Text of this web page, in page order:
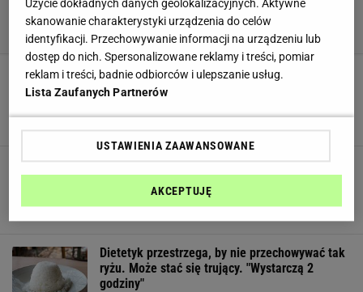
Suszone grzyby będą nie do ruszenia.
Wystarczy, że włożysz do słoika kilka listków
GRZYBY NEWS PORADY KULINARNE
Jak mrozić fasolkę szparagową? Pamiętaj o
ważnym kroku, a będziesz cieszyć się jej
smakiem przez cały rok
Dietetyk przestrzega, by nie przechowywać tak
ryżu. Może stać się trujący. "Wystarczą 2
godziny"
Użycie dokładnych danych geolokalizacyjnych. Aktywne
skanowanie charakterystyki urządzenia do celów
identyfikacji. Przechowywanie informacji na urządzeniu lub
dostęp do nich. Spersonalizowane reklamy i treści, pomiar
reklam i treści, badnie odbiorców i ulepszanie usług.
Lista Zaufanych Partnerów
USTAWIENIA ZAAWANSOWANE
AKCEPTUJĘ